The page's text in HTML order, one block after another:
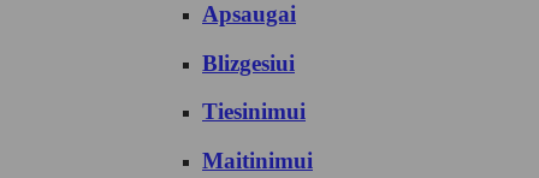
Apsaugai
Blizgesiui
Tiesinimui
Maitinimui